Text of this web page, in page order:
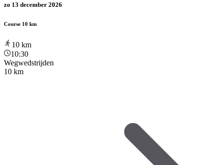
zo 13 december 2026
Course 10 km
10 km
10:30
Wegwedstrijden
10 km